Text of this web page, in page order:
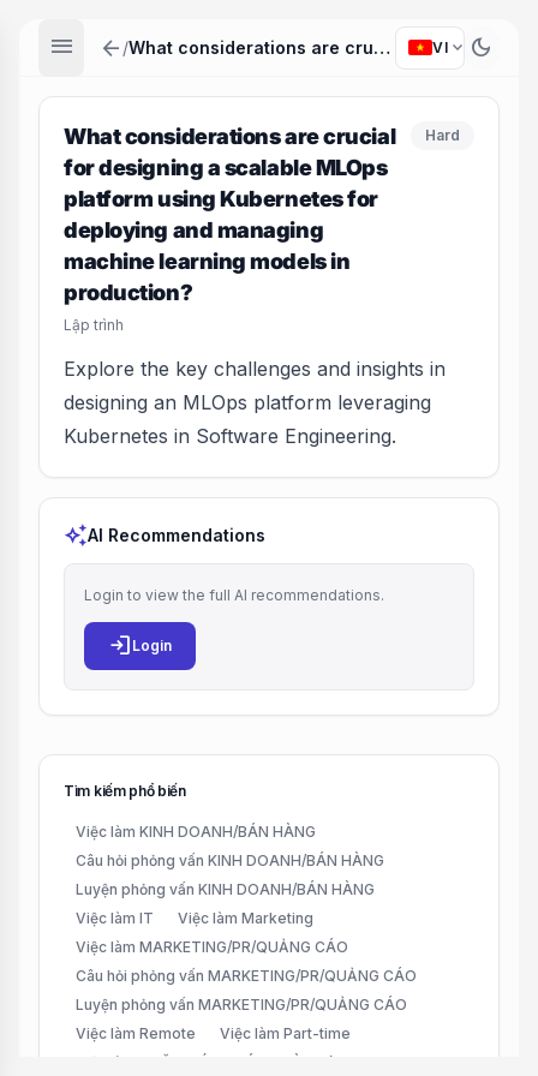
menu arrow_back / What considerations are crucial for designing a scalable MLOps platform using Kubernetes for deploying and managing machine learning models in production? VI expand_more dark_mode
What considerations are crucial
for designing a scalable MLOps
platform using Kubernetes for
deploying and managing
machine learning models in
production?
Lập trình
Hard
Explore the key challenges and insights in
designing an MLOps platform leveraging
Kubernetes in Software Engineering.
auto_awesomeAI Recommendations
Login to view the full AI recommendations.
login Login
Tìm kiếm phổ biến
Việc làm KINH DOANH/BÁN HÀNG
Câu hỏi phỏng vấn KINH DOANH/BÁN HÀNG
Luyện phỏng vấn KINH DOANH/BÁN HÀNG
Việc làm IT
Việc làm Marketing
Việc làm MARKETING/PR/QUẢNG CÁO
Câu hỏi phỏng vấn MARKETING/PR/QUẢNG CÁO
Luyện phỏng vấn MARKETING/PR/QUẢNG CÁO
Việc làm Remote
Việc làm Part-time
Việc làm CHĂM SÓC KHÁCH HÀNG (CUSTOMER